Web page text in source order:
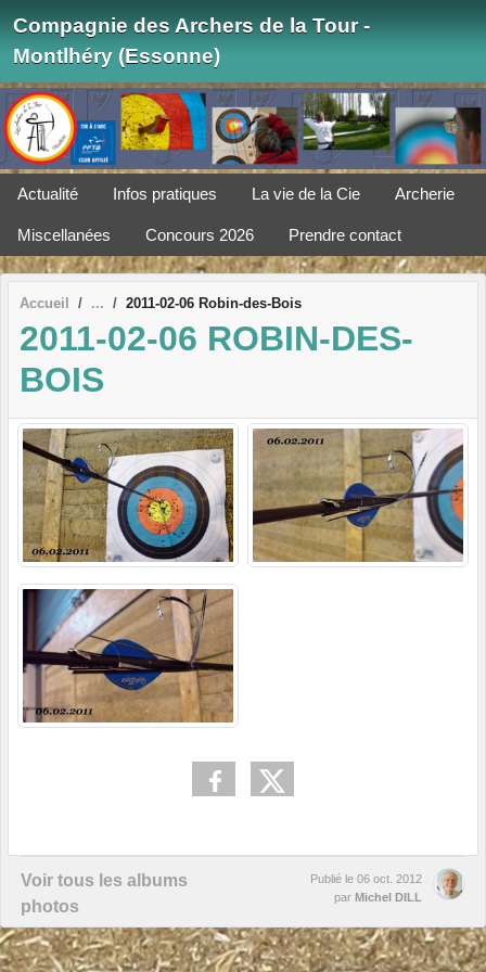
Compagnie des Archers de la Tour -
Montlhéry (Essonne)
Actualité Infos pratiques La vie de la Cie Archerie
Miscellanées Concours 2026 Prendre contact
Accueil 2011-02-06 Robin-des-Bois
2011-02-06 ROBIN-DES-
BOIS
Voir tous les albums
photos
Publié le 06 oct. 2012
par Michel DILL